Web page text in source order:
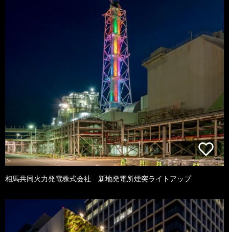
相馬共同火力発電株式会社 新地発電所煙突ライトアップ